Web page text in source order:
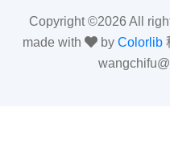
Copyright ©2026 All
made with
by Colorlib